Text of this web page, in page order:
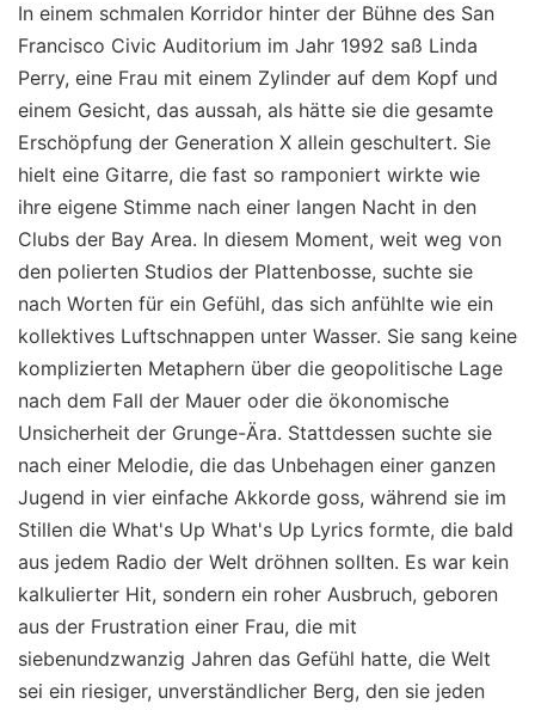
In einem schmalen Korridor hinter der Bühne des San
Francisco Civic Auditorium im Jahr 1992 saß Linda
Perry, eine Frau mit einem Zylinder auf dem Kopf und
einem Gesicht, das aussah, als hätte sie die gesamte
Erschöpfung der Generation X allein geschultert. Sie
hielt eine Gitarre, die fast so ramponiert wirkte wie
ihre eigene Stimme nach einer langen Nacht in den
Clubs der Bay Area. In diesem Moment, weit weg von
den polierten Studios der Plattenbosse, suchte sie
nach Worten für ein Gefühl, das sich anfühlte wie ein
kollektives Luftschnappen unter Wasser. Sie sang keine
komplizierten Metaphern über die geopolitische Lage
nach dem Fall der Mauer oder die ökonomische
Unsicherheit der Grunge-Ära. Stattdessen suchte sie
nach einer Melodie, die das Unbehagen einer ganzen
Jugend in vier einfache Akkorde goss, während sie im
Stillen die What's Up What's Up Lyrics formte, die bald
aus jedem Radio der Welt dröhnen sollten. Es war kein
kalkulierter Hit, sondern ein roher Ausbruch, geboren
aus der Frustration einer Frau, die mit
siebenundzwanzig Jahren das Gefühl hatte, die Welt
sei ein riesiger, unverständlicher Berg, den sie jeden